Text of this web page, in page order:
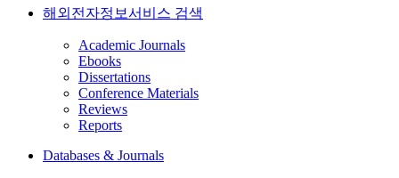
해외전자정보서비스 검색
Academic Journals
Ebooks
Dissertations
Conference Materials
Reviews
Reports
Databases & Journals